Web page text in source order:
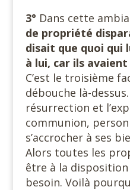
3° Dans cette
de propriété
disait que quoi
à lui, car ils
C’est le troisième
débouche là-
résurrection et
communion,
s’accrocher à ses
Alors toutes les
être à la
besoin. Voilà